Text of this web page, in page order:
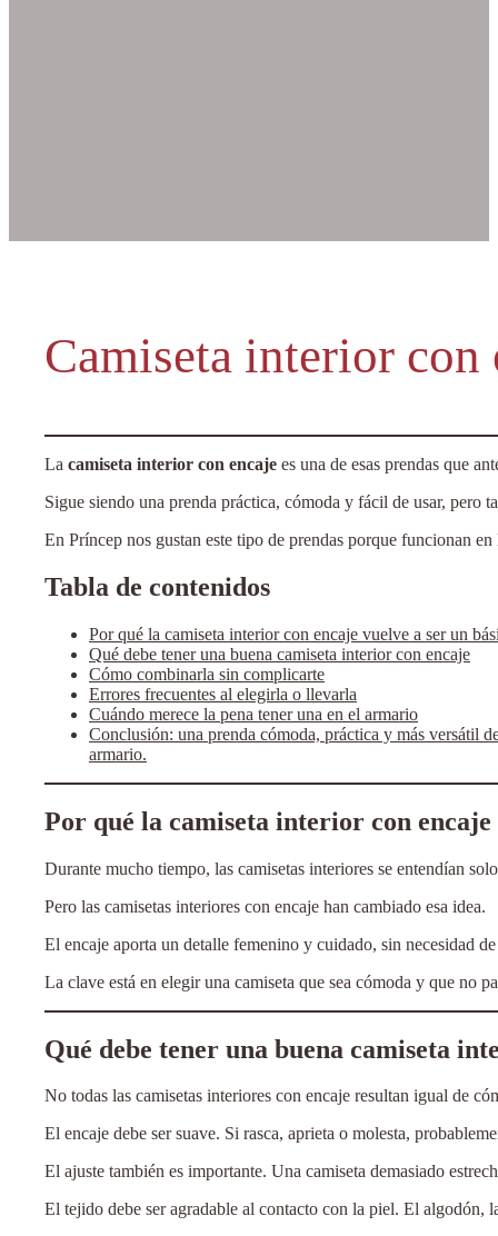
Camiseta interior
La camiseta interior con encaje es una de esas prendas que
Sigue siendo una prenda práctica, cómoda y fácil de usar, pero
En Príncep nos gustan este tipo de prendas porque funcionan
Tabla de contenidos
Por qué la camiseta interior con encaje vuelve a ser un
Qué debe tener una buena camiseta interior con encaje
Cómo combinarla sin complicarte
Errores frecuentes al elegirla o llevarla
Cuándo merece la pena tener una en el armario
Conclusión: una prenda cómoda, práctica y más versátil
armario.
Por qué la camiseta interior con
Durante mucho tiempo, las camisetas interiores se entendían
Pero las camisetas interiores con encaje han cambiado esa idea.
El encaje aporta un detalle femenino y cuidado, sin necesidad
La clave está en elegir una camiseta que sea cómoda y que no
Qué debe tener una buena camiseta
No todas las camisetas interiores con encaje resultan igual de
El encaje debe ser suave. Si rasca, aprieta o molesta,
El ajuste también es importante. Una camiseta demasiado
El tejido debe ser agradable al contacto con la piel. El algodón,